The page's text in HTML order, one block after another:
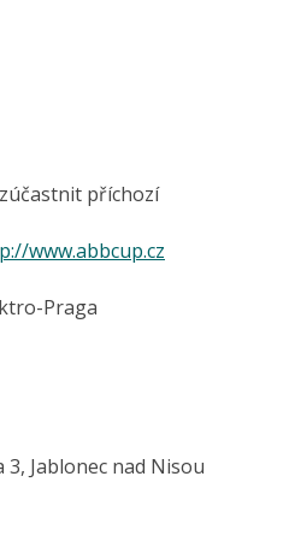
příchozí
www.abbcup.cz
Praga
3, Jablonec nad Nisou